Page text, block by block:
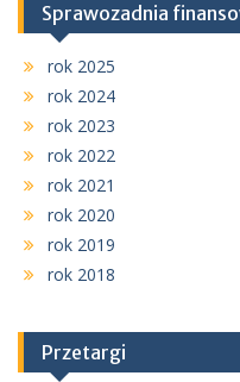
Sprawozadnia
rok 2025
rok 2024
rok 2023
rok 2022
rok 2021
rok 2020
rok 2019
rok 2018
Przetargi